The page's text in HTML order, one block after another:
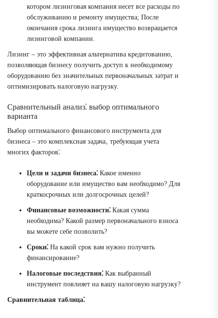
котором лизинговая компания несет все расходы по
обслуживанию и ремонту имущества; После
окончания срока лизинга имущество возвращается
лизинговой компании.
Лизинг – это эффективная альтернатива кредитованию‚
позволяющая бизнесу получить доступ к необходимому
оборудованию без значительных первоначальных затрат и
оптимизировать налоговую нагрузку.
Сравнительный анализ⁚ выбор оптимального
варианта
Выбор оптимального финансового инструмента для
бизнеса – это комплексная задача‚ требующая учета
многих факторов⁚
Цели и задачи бизнеса⁚ Какое именно
оборудование или имущество вам необходимо? Для
краткосрочных или долгосрочных целей?
Финансовые возможности⁚ Какая сумма
необходима? Какой размер первоначального взноса
вы можете себе позволить?
Сроки⁚ На какой срок вам нужно получить
финансирование?
Налоговые последствия⁚ Как выбранный
инструмент повлияет на вашу налоговую нагрузку?
Сравнительная таблица⁚